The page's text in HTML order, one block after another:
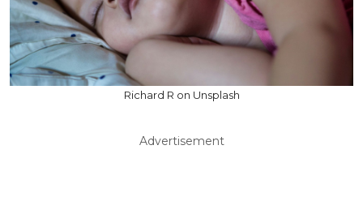
Richard R on Unsplash
Advertisement